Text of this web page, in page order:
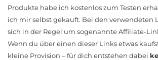
Produkte habe ich kostenlos zum Testen
ich mir selbst gekauft. Bei den verwendeten
sich in der Regel um sogenannte Affiliate-
Wenn du über einen dieser Links etwas
kleine Provision – für dich entstehen dabei